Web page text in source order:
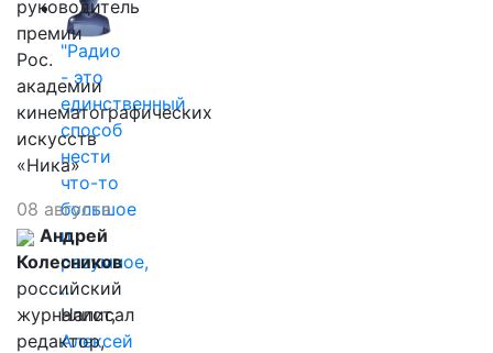
"Радио
- это
единственный
способ
нести
что-то
большое
и
разумное,
…
Написал
Алексей
руководитель
премии
Рос.
академии
кинематографических
искусств
«Ника»
08 августа
Андрей
Колесников
российский
журналист,
редактор,